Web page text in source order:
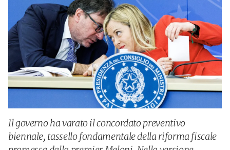
Il governo ha varato il concordato preventivo
biennale, tassello fondamentale della riforma fiscale